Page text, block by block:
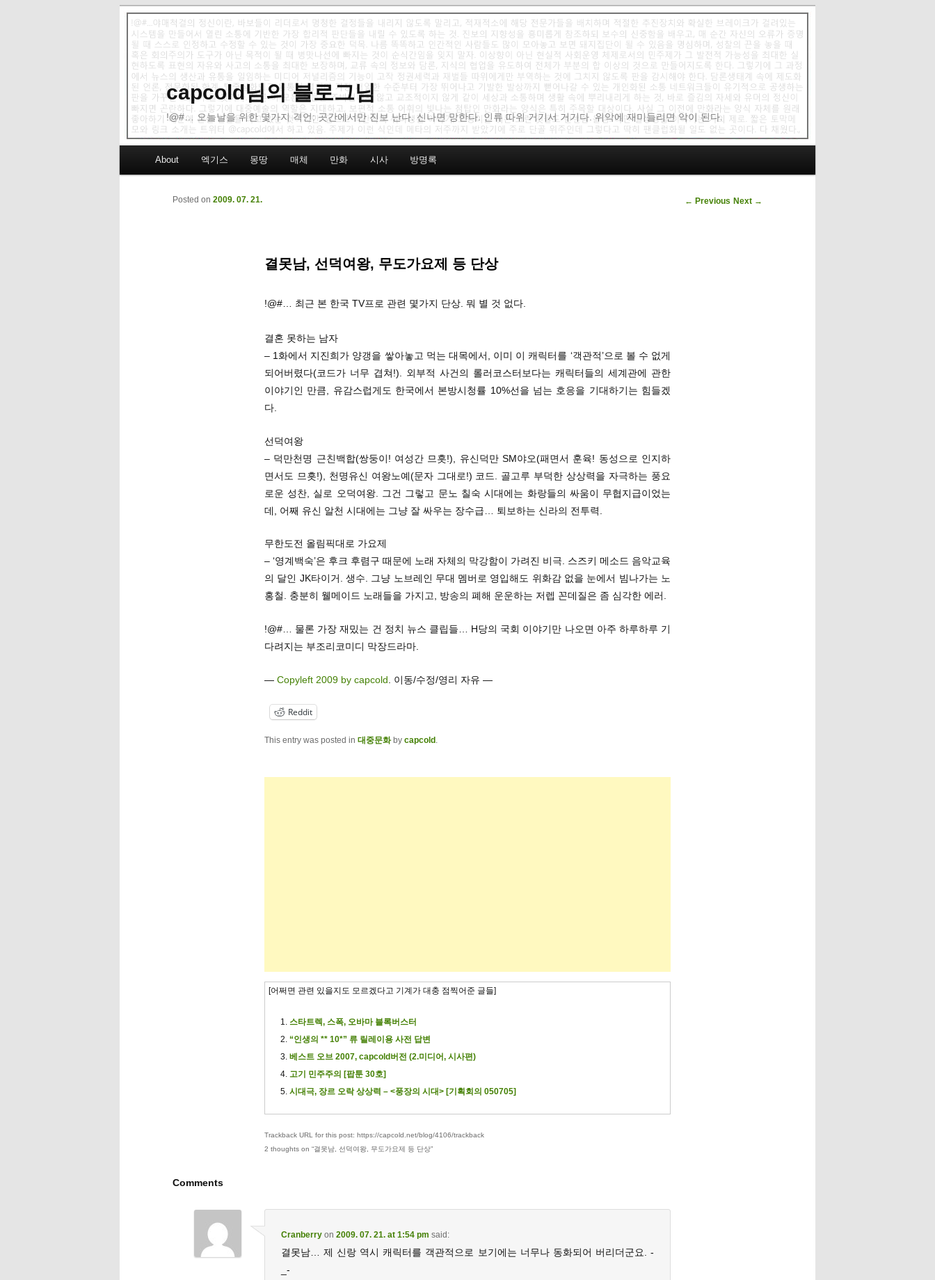
capcold님의 블로그님
!@#… 오늘날을 위한 몇가지 격언: 곳간에서만 진보 난다. 신나면 망한다. 인류 따위 거기서 거기다. 위악에 재미들리면 악이 된다.
Skip to primary content
Skip to secondary content
About 엑기스 몽땅 매체 만화 시사 방명록
Post navigation
← Previous Next →
결못남, 선덕여왕, 무도가요제 등 단상
Posted on 2009. 07. 21.
!@#… 최근 본 한국 TV프로 관련 몇가지 단상. 뭐 별 것 없다.
결혼 못하는 남자
– 1화에서 지진희가 양갱을 쌓아놓고 먹는 대목에서, 이미 이 캐릭터를 ‘객관적’으로 볼 수 없게
되어버렸다(코드가 너무 겹쳐!). 외부적 사건의 롤러코스터보다는 캐릭터들의 세계관에 관한
이야기인 만큼, 유감스럽게도 한국에서 본방시청률 10%선을 넘는 호응을 기대하기는 힘들겠
다.
선덕여왕
– 덕만천명 근친백합(쌍둥이! 여성간 므흣!), 유신덕만 SM야오(패면서 훈육! 동성으로 인지하
면서도 므흣!), 천명유신 여왕노예(문자 그대로!) 코드. 골고루 부덕한 상상력을 자극하는 풍요
로운 성찬, 실로 오덕여왕. 그건 그렇고 문노 칠숙 시대에는 화랑들의 싸움이 무협지급이었는
데, 어째 유신 알천 시대에는 그냥 잘 싸우는 장수급… 퇴보하는 신라의 전투력.
무한도전 올림픽대로 가요제
– ‘영계백숙’은 후크 후렴구 때문에 노래 자체의 막강함이 가려진 비극. 스즈키 메소드 음악교육
의 달인 JK타이거. 생수. 그냥 노브레인 무대 멤버로 영입해도 위화감 없을 눈에서 빔나가는 노
홍철. 충분히 웰메이드 노래들을 가지고, 방송의 폐해 운운하는 저렙 꼰데질은 좀 심각한 에러.
!@#… 물론 가장 재밌는 건 정치 뉴스 클립들… H당의 국회 이야기만 나오면 아주 하루하루 기
다려지는 부조리코미디 막장드라마.
— Copyleft 2009 by capcold . 이동/수정/영리 자유 —
Reddit
This entry was posted in 대중문화by capcold.
[어쩌면 관련 있을지도 모르겠다고 기계가 대충 점찍어준 글들]
스타트렉, 스폭, 오바마 블록버스터
“인생의 ** 10*” 류 릴레이용 사전 답변
베스트 오브 2007, capcold버전 (2.미디어, 시사편)
고기 민주주의 [팝툰 30호]
시대극, 장르 오락 상상력 – <풍장의 시대> [기획회의 050705]
Trackback URL for this post: https://capcold.net/blog/4106/trackback
2 thoughts on “결못남, 선덕여왕, 무도가요제 등 단상”
Comments
Cranberryon 2009. 07. 21. at 1:54 pm said:
결못남… 제 신랑 역시 캐릭터를 객관적으로 보기에는 너무나 동화되어 버리더군요. -
_-